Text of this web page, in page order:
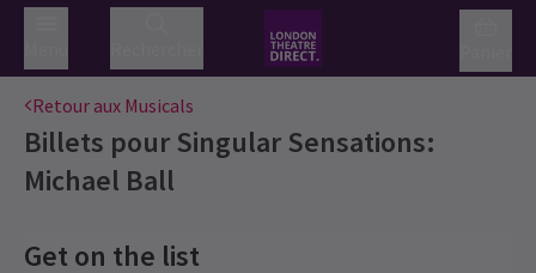
Retour aux Musicals
Billets pourSingular Sensations:
Michael Ball
Get on the list